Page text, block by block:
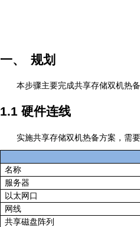
一、 规划
本步骤主要完成共享存储双机热
1.1 硬件连线
实施共享存储双机热备方案，需
名称
服务器
以太网口
网线
共享磁盘阵列